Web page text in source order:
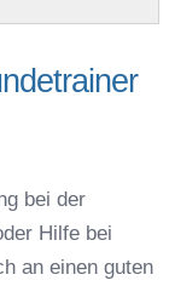
bei der
Hilfe bei
an einen guten